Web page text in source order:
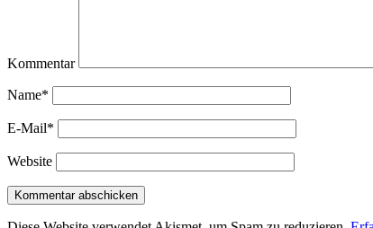
Kommentar
Name*
E-Mail*
Website